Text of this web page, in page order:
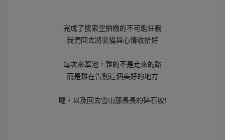
完成了搜索空拍機的不可能任務
我們回去將裝備與心情收拾好
每次來翠池，難的不是走來的路
而是難在告別這個美好的地方
喔，以及回去雪山那長長的碎石坡!